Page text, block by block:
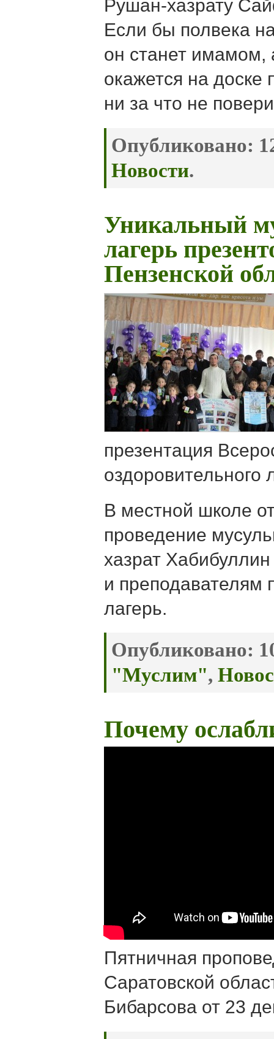
Рушан-хазрату
Если бы полвека
он станет имамом,
окажется на доске
ни за что не
Опубликовано:
Новости.
Уникальный
лагерь
Пензенской
презентация
оздоровительного
В местной школе
проведение
хазрат
и преподавателям
лагерь.
Опубликовано:
"Муслим",
Почему
Пятничная
Саратовской
Бибарсова от 23